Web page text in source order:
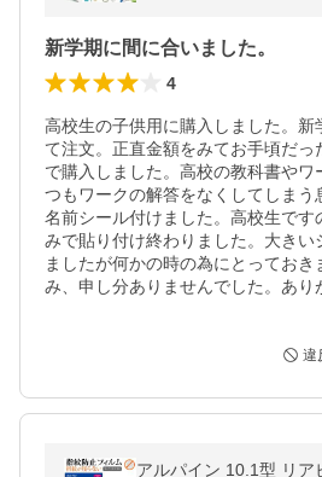
新学期に間に合いました。
4
高校生の子供用に購入しました。新
て注文。正直金額をみてお手頃だっ
で購入しました。高校の教科書や
つもワークの解答をなくしてしまう
名前シール付けました。高校生で
みで貼り付け終わりました。大きい
ましたが何かの時の為にとってお
み、申し分ありませんでした。あり
違
アルパイン 10.1型 リア